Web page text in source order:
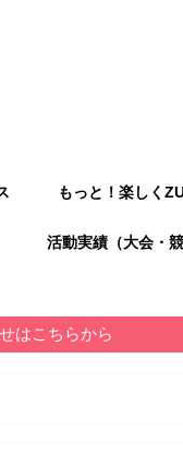
もっと！楽しく
活動実績（大会・
はこちらから